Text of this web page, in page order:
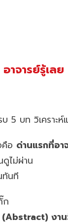
าจารย์รู้เล
บ 5 บท วิเคราะ
อ ด่านแรกที่อา
ไม่ผ่าน
ทันที
ก
งา